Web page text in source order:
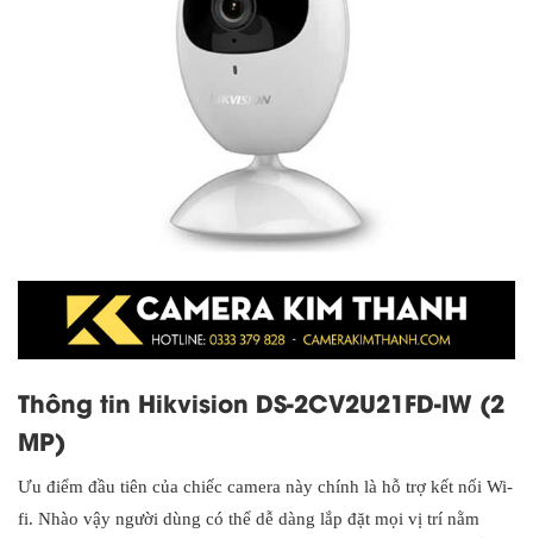
Thông tin Hikvision DS-2CV2U21FD-IW (2
MP)
Ưu điểm đầu tiên của chiếc camera này chính là hỗ trợ kết nối Wi-
fi. Nhào vậy người dùng có thể dễ dàng lắp đặt mọi vị trí nằm